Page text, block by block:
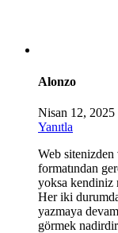
Alonzo
Nisan 12, 2025
Yanıtla
Web sitenizden
formatından
yoksa kendiniz
Her iki
yazmaya
görmek